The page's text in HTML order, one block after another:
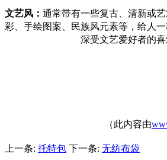
文艺风 ： 通常带有一些复古、清新或
彩、手绘图案、民族风元素等，给人
深受文艺爱好者的喜
（此内容由
上一条: 托特包 下一条: 无纺布袋